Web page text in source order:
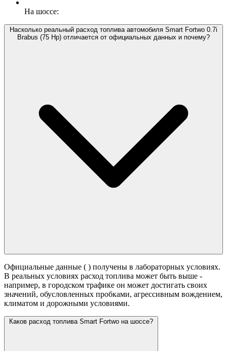
На шоссе:
Насколько реальный расход топлива автомобиля Smart Fortwo 0.7i
Brabus (75 Hp) отличается от официальных данных и почему?
Официальные данные ( ) получены в лабораторных условиях.
В реальных условиях расход топлива может быть выше -
например, в городском трафике он может достигать своих
значений, обусловленных пробками, агрессивным вождением,
климатом и дорожными условиями.
Каков расход топлива Smart Fortwo на шоссе?